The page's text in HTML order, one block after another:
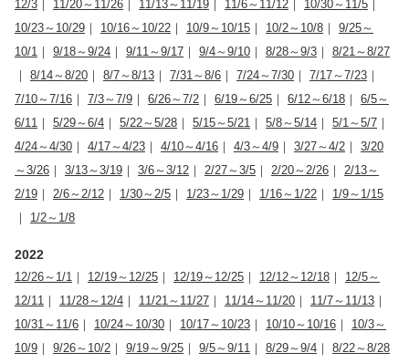
12/3 11/20～11/26 11/13～11/19 11/6～11/12 10/30～11/5
10/23～10/29 ｜ 10/16～10/22 ｜ 10/9～10/15 ｜ 10/2～10/8 ｜ 9/25～
10/1 ｜ 9/18～9/24 ｜ 9/11～9/17 ｜ 9/4～9/10 ｜ 8/28～9/3 ｜ 8/21～8/27
｜ 8/14～8/20 ｜ 8/7～8/13 ｜ 7/31～8/6 ｜ 7/24～7/30 ｜ 7/17～7/23 ｜
7/10～7/16 ｜ 7/3～7/9 ｜ 6/26～7/2 ｜ 6/19～6/25 ｜ 6/12～6/18 ｜ 6/5～
6/11 ｜ 5/29～6/4 ｜ 5/22～5/28 ｜ 5/15～5/21 ｜ 5/8～5/14 ｜ 5/1～5/7 ｜
4/24～4/30 ｜ 4/17～4/23 ｜ 4/10～4/16 ｜ 4/3～4/9 ｜ 3/27～4/2 ｜ 3/20
～3/26 ｜ 3/13～3/19 ｜ 3/6～3/12 ｜ 2/27～3/5 ｜ 2/20～2/26 ｜ 2/13～
2/19 ｜ 2/6～2/12 ｜ 1/30～2/5 ｜ 1/23～1/29 ｜ 1/16～1/22 ｜ 1/9～1/15
｜ 1/2～1/8
2022
12/26～1/1 ｜ 12/19～12/25 ｜ 12/19～12/25 ｜ 12/12～12/18 ｜ 12/5～
12/11 ｜ 11/28～12/4 ｜ 11/21～11/27 ｜ 11/14～11/20 ｜ 11/7～11/13 ｜
10/31～11/6 ｜ 10/24～10/30 ｜ 10/17～10/23 ｜ 10/10～10/16 ｜ 10/3～
10/9 ｜ 9/26～10/2 ｜ 9/19～9/25 ｜ 9/5～9/11 ｜ 8/29～9/4 ｜ 8/22～8/28